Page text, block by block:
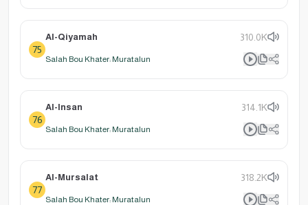
75
Al-Qiyamah 310.0K
Salah Bou Khater: Muratalun
76
Al-Insan 314.1K
Salah Bou Khater: Muratalun
77
Al-Mursalat 318.2K
Salah Bou Khater: Muratalun